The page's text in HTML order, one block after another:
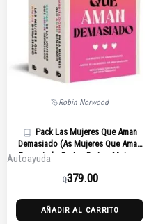
Robin Norwood
Pack Las Mujeres Que Aman
Demasiado (As Mujeres Que Aman
Demasiado Cartas De Las Mujeres
Meditaciones Para Mujeres Que
Autoayuda
Q379.00
AÑADIR AL CARRITO